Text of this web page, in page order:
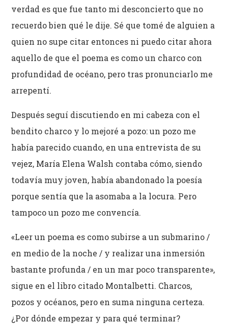
verdad es que fue tanto mi desconcierto que no
recuerdo bien qué le dije. Sé que tomé de alguien a
quien no supe citar entonces ni puedo citar ahora
aquello de que el poema es como un charco con
profundidad de océano, pero tras pronunciarlo me
arrepentí.
Después seguí discutiendo en mi cabeza con el
bendito charco y lo mejoré a pozo: un pozo me
había parecido cuando, en una entrevista de su
vejez, María Elena Walsh contaba cómo, siendo
todavía muy joven, había abandonado la poesía
porque sentía que la asomaba a la locura. Pero
tampoco un pozo me convencía.
«Leer un poema es como subirse a un submarino /
en medio de la noche / y realizar una inmersión
bastante profunda / en un mar poco transparente»,
sigue en el libro citado Montalbetti. Charcos,
pozos y océanos, pero en suma ninguna certeza.
¿Por dónde empezar y para qué terminar?